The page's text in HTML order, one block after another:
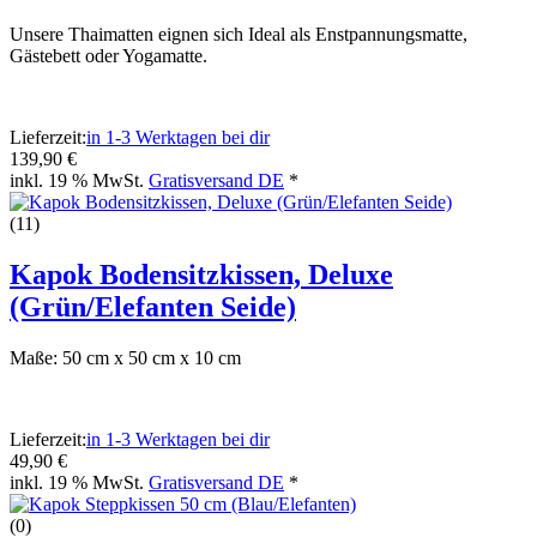
Unsere Thaimatten eignen sich Ideal als Enstpannungsmatte,
Gästebett oder Yogamatte.
Lieferzeit:in 1-3 Werktagen bei dir
139,90 €
inkl. 19 % MwSt. Gratisversand DE *
(11)
Kapok Bodensitzkissen, Deluxe
(Grün/Elefanten Seide)
Maße: 50 cm x 50 cm x 10 cm
Lieferzeit:in 1-3 Werktagen bei dir
49,90 €
inkl. 19 % MwSt. Gratisversand DE *
(0)